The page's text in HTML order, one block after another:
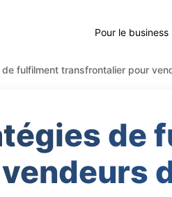
Pour le business
fulfilment transfrontalier pour
de
vendeurs